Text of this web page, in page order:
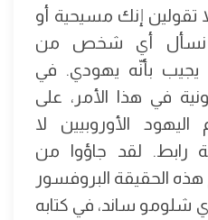
تقولين إنك مسيحية أو
نسأل أي شخص من
يجيب بأنّه يهودي. في
في هذا الأمر، على
الأوروبيين لا
رابط. لقد جاؤوا من
الحقيقة البروفسور
شلومو ساند، في كتابه